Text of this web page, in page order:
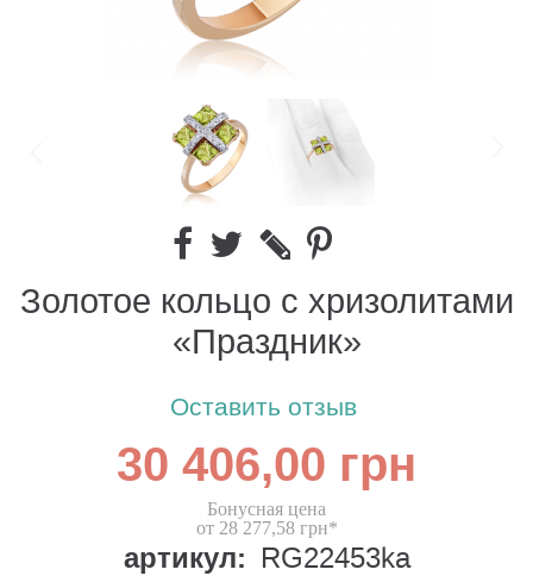
Золотое кольцо с хризолитами
«Праздник»
Оставить отзыв
30 406,00 грн
Бонусная цена
от 28 277,58 грн*
артикул: RG22453ka